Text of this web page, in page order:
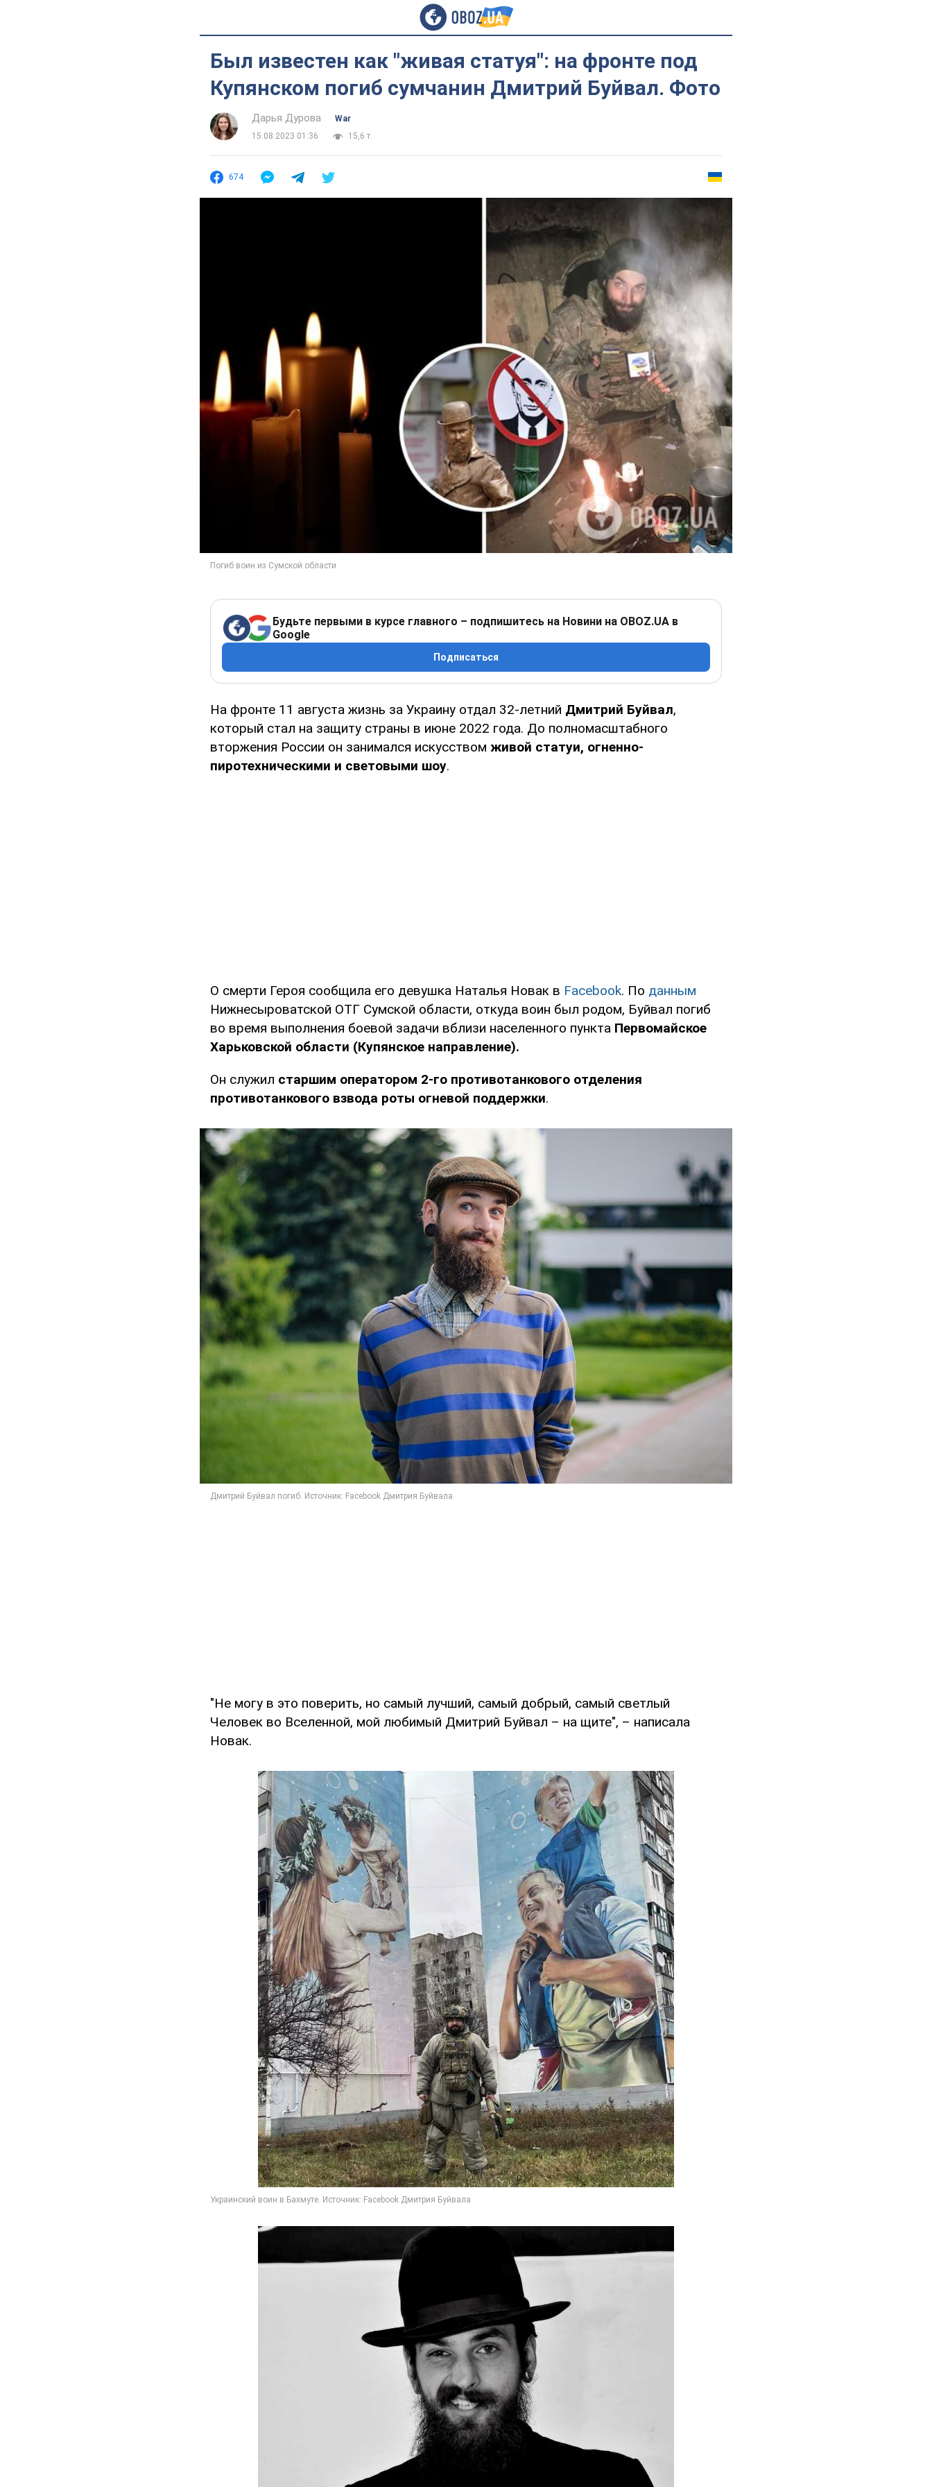
Был известен как "живая статуя": на фронте под
Купянском погиб сумчанин Дмитрий Буйвал. Фото
Дарья Дурова
War
15.08.2023 01:36
15,6 т.
674
Будьте первыми в курсе главного – подпишитесь на Новини на OBOZ.UA в
Google
Подписаться
На фронте 11 августа жизнь за Украину отдал 32-летний Дмитрий Буйвал,
который стал на защиту страны в июне 2022 года. До полномасштабного
вторжения России он занимался искусством живой статуи, огненно-
пиротехническими и световыми шоу.
О смерти Героя сообщила его девушка Наталья Новак в Facebook. По данным
Нижнесыроватской ОТГ Сумской области, откуда воин был родом, Буйвал погиб
во время выполнения боевой задачи вблизи населенного пункта Первомайское
Харьковской области (Купянское направление).
Он служил старшим оператором 2-го противотанкового отделения
противотанкового взвода роты огневой поддержки.
"Не могу в это поверить, но самый лучший, самый добрый, самый светлый
Человек во Вселенной, мой любимый Дмитрий Буйвал – на щите", – написала
Новак.